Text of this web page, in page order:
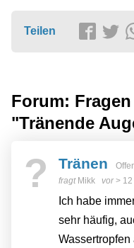
Teilen
Forum:
"Tränende
? Tränen
fragt Mikk vor> 12
Ich habe
sehr häufig,